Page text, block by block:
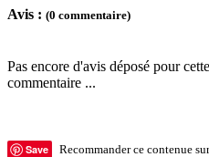
Avis : (0 commentaire)
Pas encore d'avis déposé pour
commentaire ...
Save Recommander ce contenue